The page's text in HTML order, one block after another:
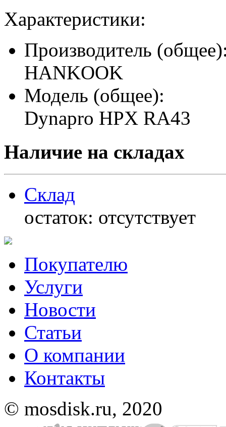
Характеристики:
Производитель
HANKOOK
Модель (общее):
Dynapro HPX RA43
Наличие на складах
Склад
остаток: отсутствует
Покупателю
Услуги
Новости
Статьи
О компании
Контакты
© mosdisk.ru, 2020